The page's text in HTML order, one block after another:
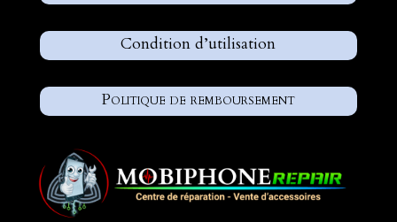
Condition d’utilisation
Politique de remboursement